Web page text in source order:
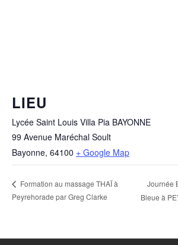
LIEU
Lycée Saint Louis Villa Pia BAYONNE
99 Avenue Maréchal Soult
Bayonne, 64100 + Google Map
Formation au massage THAÏ à
Peyrehorade par Greg Clarke
Journée
Bleue à